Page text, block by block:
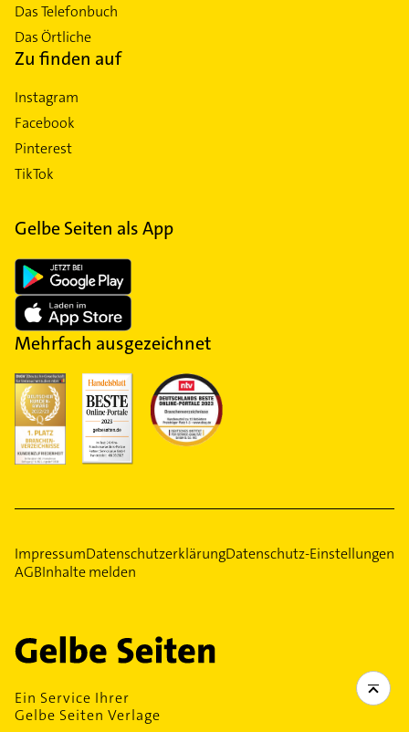
Das Telefonbuch
Das Örtliche
Zu finden auf
Instagram
Facebook
Pinterest
TikTok
Gelbe Seiten als App
Mehrfach ausgezeichnet
ImpressumDatenschutzerklärungDatenschutz-Einstellungen
AGBInhalte melden
Ein Service Ihrer
Gelbe Seiten Verlage